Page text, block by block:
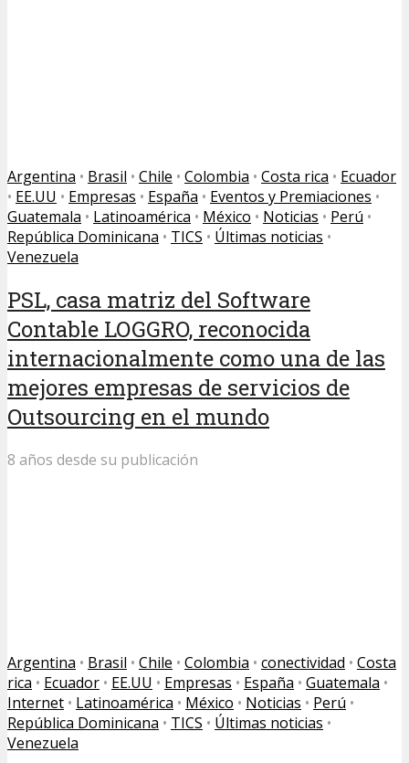
Argentina • Brasil • Chile • Colombia • Costa rica • Ecuador
• EE.UU • Empresas • España • Eventos y Premiaciones •
Guatemala • Latinoamérica • México • Noticias • Perú •
República Dominicana • TICS • Últimas noticias •
Venezuela
PSL, casa matriz del Software
Contable LOGGRO, reconocida
internacionalmente como una de las
mejores empresas de servicios de
Outsourcing en el mundo
8 años desde su publicación
Argentina • Brasil • Chile • Colombia • conectividad • Costa
rica • Ecuador • EE.UU • Empresas • España • Guatemala •
Internet • Latinoamérica • México • Noticias • Perú •
República Dominicana • TICS • Últimas noticias •
Venezuela